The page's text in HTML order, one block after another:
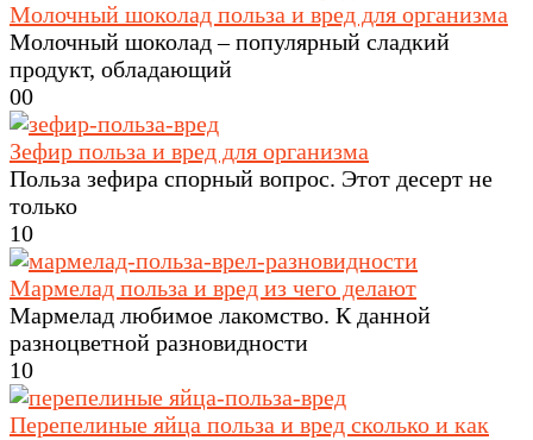
Молочный шоколад польза и вред для организма
Молочный шоколад – популярный сладкий
продукт, обладающий
00
Зефир польза и вред для организма
Польза зефира спорный вопрос. Этот десерт не
только
10
Мармелад польза и вред из чего делают
Мармелад любимое лакомство. К данной
разноцветной разновидности
10
Перепелиные яйца польза и вред сколько и как